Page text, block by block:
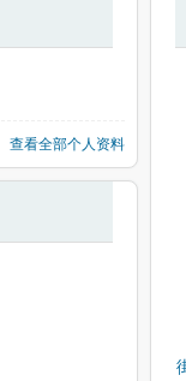
查看全部个人资料